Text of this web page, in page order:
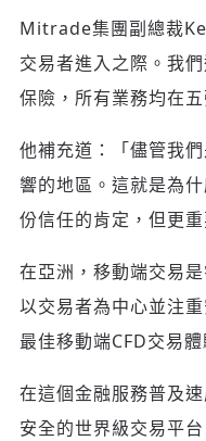
Mitrade集團副總裁
交易者進入之際。我
保險，所有業務均在
他補充道：「儘管我
響的地區。這就是為
份信任的肯定，但更
在亞洲，移動端交易
以交易者為中心並注
最佳移動端CFD交易體
在這個金融服務普及
安全的世界級交易平台